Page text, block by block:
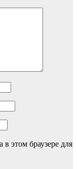
этом браузере для